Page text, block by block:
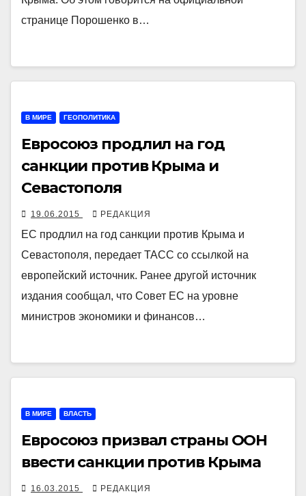
странице Порошенко в…
В МИРЕ ГЕОПОЛИТИКА
Евросоюз продлил на год
санкции против Крыма и
Севастополя
19.06.2015 РЕДАКЦИЯ
ЕС продлил на год санкции против Крыма и
Севастополя, передает ТАСС со ссылкой на
европейский источник. Ранее другой источник
издания сообщал, что Совет ЕС на уровне
министров экономики и финансов…
В МИРЕ ВЛАСТЬ
Евросоюз призвал страны ООН
ввести санкции против Крыма
16.03.2015 РЕДАКЦИЯ